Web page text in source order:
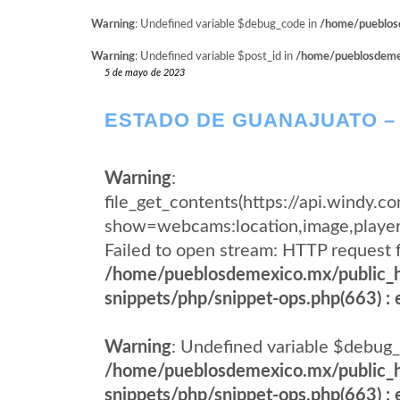
Warning: Undefined variable $debug_code in /home/
Warning: Undefined variable $post_id in /home/
5 de mayo de 2023
ESTADO DE GUANAJUATO
Warning:
file_get_contents(https://
Failed to open stream: HTTP
/home/pueblosdemexico.mx/
snippets/php/snippet-ops.php(663) :
Warning: Undefined variable
/home/pueblosdemexico.mx/
snippets/php/snippet-ops.php(663) :